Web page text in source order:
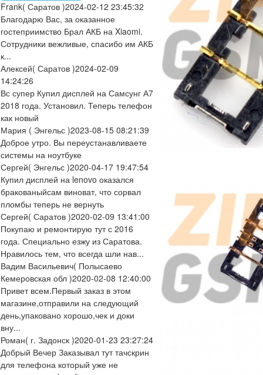
Frank( Саратов )2024-02-12 23:45:32
Благодарю Вас, за оказанное
гостеприимство Брал АКБ на Xiaomi.
Сотрудники вежливые, спасибо им АКБ
к...
Алексей( Саратов )2024-02-09
14:24:26
Вс супер Купил дисплей на Самсунг А7
2018 года. Установил. Теперь телефон
как новый
Мария ( Энгельс )2023-08-15 08:21:39
Доброе утро. Вы переустанавливаете
системы на ноутбуке
Сергей( Энгельс )2020-04-17 19:47:54
Купил дисплей на lenovo оказался
бракованыйсам виноват, что сорвал
пломбы теперь не вернуть
Сергей( Саратов )2020-02-09 13:41:00
Покупаю и ремонтирую тут с 2016
года. Специально езжу из Саратова.
Нравилось тем, что всегда шли нав...
Вадим Васильевич( Полысаево
Кемеровская обл )2020-02-08 12:40:00
Привет всем.Первый заказ в этом
магазине,отправили на следующий
день,упаковано хорошо,чек и доки
вну...
Роман( г. Задонск )2020-01-23 23:27:24
Добрый Вечер Заказывал тут тачскрин
для телефона который уже не